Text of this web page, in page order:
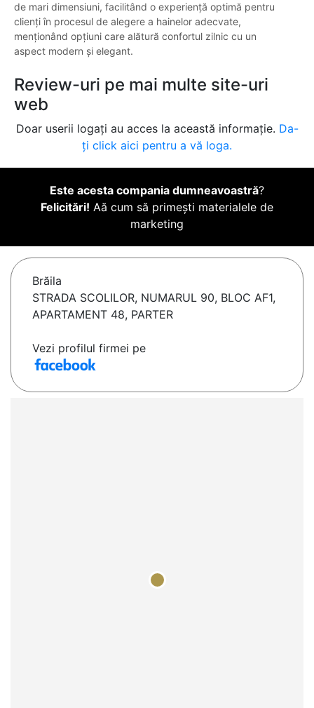
de mari dimensiuni, facilitând o experiență optimă pentru
clienți în procesul de alegere a hainelor adecvate,
menționând opțiuni care alătură confortul zilnic cu un
aspect modern și elegant.
Review-uri pe mai multe site-uri
web
Doar userii logați au acces la această informație. Da-
ți click aici pentru a vă loga.
Este acesta compania dumneavoastră?
Felicitări! Aă cum să primești materialele de
marketing
Brăila
STRADA SCOLILOR, NUMARUL 90, BLOC AF1,
APARTAMENT 48, PARTER
Vezi profilul firmei pe